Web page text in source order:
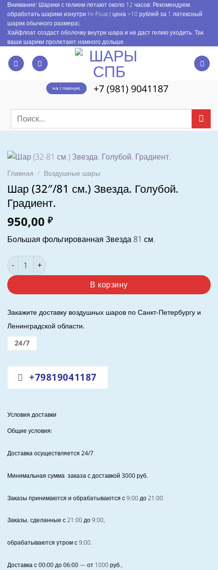
Skip
content
Внимание! Шарики с гелием летают около 12 часов. Рекомендуем
обработать шарики изнутри Hi-Float ( цена +10 рублей за 1 латексный
шарик обычного размера).
Хайфлоат создаст оболочку внутри шара и не даст гелию уходить. Так
ваши шарики пролетают намного дольше.
на главную +7 (981) 9041187
Искать:
Главная / Воздушные шары
Шар (32″/81 см.) Звезда. Голубой.
Градиент.
950,00 ₽
Большая фольгированная Звезда 81 см.
Количество товара Шар (32"/81 см.) Звезда. Голубой.
В корзину
Закажите доставку воздушных шаров по Санкт-Петербургу и
Ленинградской области.
24/7
+79819041187
Условия доставки
Общие условия:
Доставка осуществляется 24/7.
Минимальная сумма заказа с доставкой 3000 руб.
Заказы принимаются и обрабатываются с 9:00 до 21:00.
Заказы, сделанные с 21:00 до 9:00,
обрабатываются утром с 9:00.
Доставка с 00:00 до 06:00— от 1000руб.,